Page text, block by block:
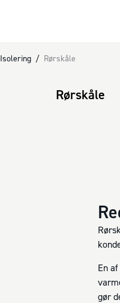
Isolering / Rørskåle
Rørskåle
En
gør